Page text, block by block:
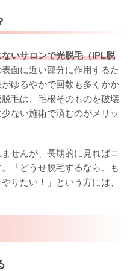
いサロンで光脱毛（IPL脱
面に近い部分に作用するた
ゆるやかで回数も多くかか
毛は、毛根そのものを破壊
ない施術で済むのがメリッ
せんが、長期的に見ればコ
「どうせ脱毛するなら、も
りたい！」という方には、